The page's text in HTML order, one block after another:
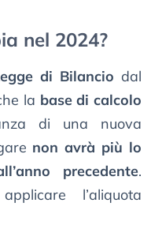
nel 2024?
di Bilancio dal
la base di calcolo
di una nuova
non avrà più lo
precedente.
l’aliquota